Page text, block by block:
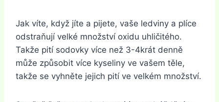
Jak víte, když jíte a pijete, vaše ledviny a plíce
odstraňují velké množství oxidu uhličitého.
Takže pití sodovky více než 3-4krát denně
může způsobit více kyseliny ve vašem těle,
takže se vyhněte jejich pití ve velkém množství.